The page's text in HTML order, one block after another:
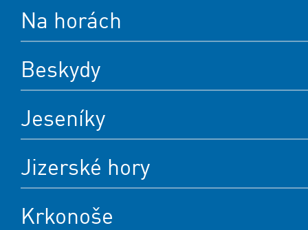
Na horách
Beskydy
Jeseníky
Jizerské hory
Krkonoše